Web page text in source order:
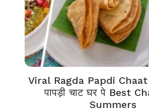
Viral Ragda Papdi Chaat
पापड़ी चाट घर पे Best
Summers